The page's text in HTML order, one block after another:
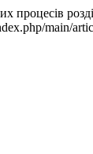
процесів
main/